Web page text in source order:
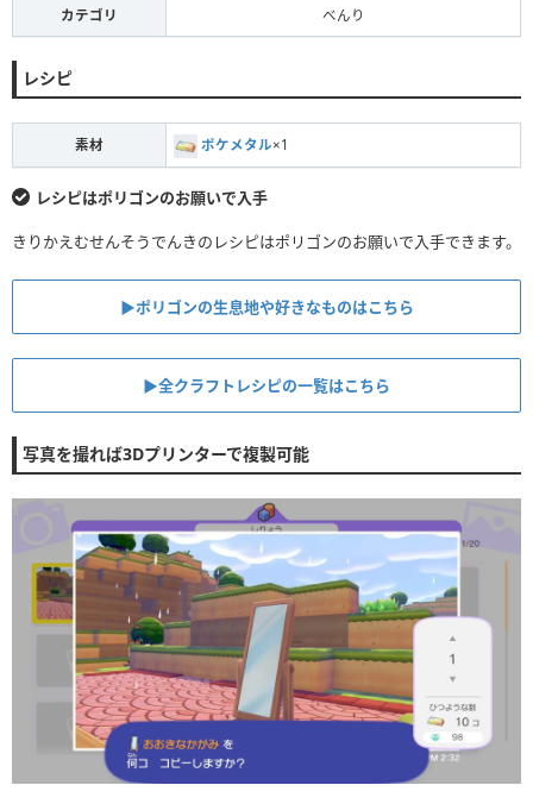
カテゴリ べんり
レシピ
素材 ポケメタル×1
レシピはポリゴンのお願いで入手
きりかえむせんそうでんきのレシピはポリゴンのお願いで入手できます。
▶︎ポリゴンの生息地や好きなものはこちら
▶︎全クラフトレシピの一覧はこちら
写真を撮れば3Dプリンターで複製可能